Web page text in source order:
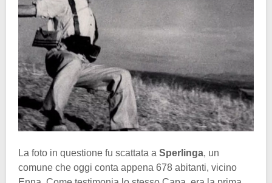
La foto in questione fu scattata a Sperlinga, un
comune che oggi conta appena 678 abitanti, vicino